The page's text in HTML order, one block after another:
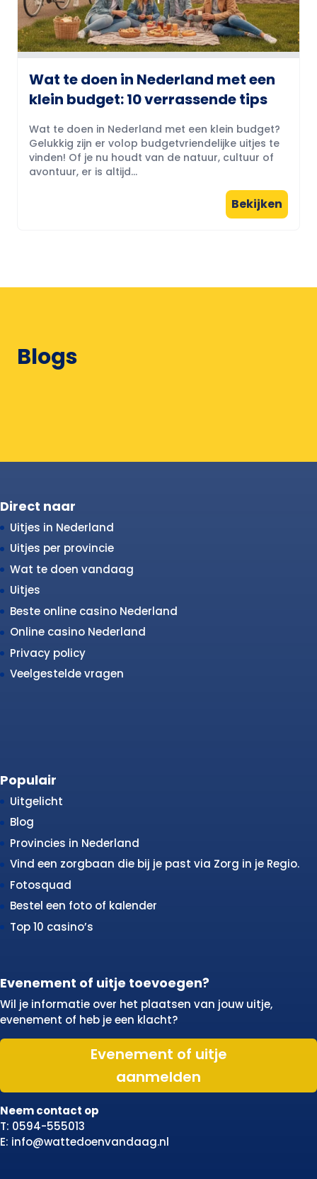
Wat te doen in Nederland met een
klein budget: 10 verrassende tips
Wat te doen in Nederland met een klein budget?
Gelukkig zijn er volop budgetvriendelijke uitjes te
vinden! Of je nu houdt van de natuur, cultuur of
avontuur, er is altijd...
Bekijken
Blogs
Direct naar
Uitjes in Nederland
Uitjes per provincie
Wat te doen vandaag
Uitjes
Beste online casino Nederland
Online casino Nederland
Privacy policy
Veelgestelde vragen
Populair
Uitgelicht
Blog
Provincies in Nederland
Vind een zorgbaan die bij je past via Zorg in je Regio.
Fotosquad
Bestel een foto of kalender
Top 10 casino’s
Evenement of uitje toevoegen?
Wil je informatie over het plaatsen van jouw uitje,
evenement of heb je een klacht?
Evenement of uitje
aanmelden
Neem contact op
T: 0594-555013
E: info@wattedoenvandaag.nl